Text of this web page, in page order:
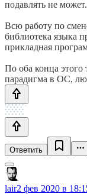
подавлять не может.
Всю работу по
библиотека языка
прикладная
По оба конца
парадигма в ОС,
Ответить
lair2 фев 2020 в